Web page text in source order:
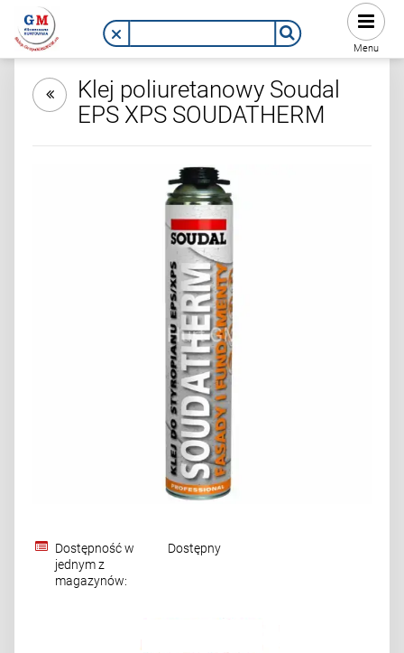
Menu
Klej poliuretanowy Soudal
EPS XPS SOUDATHERM
Dostępność w
jednym z
magazynów:
Dostępny